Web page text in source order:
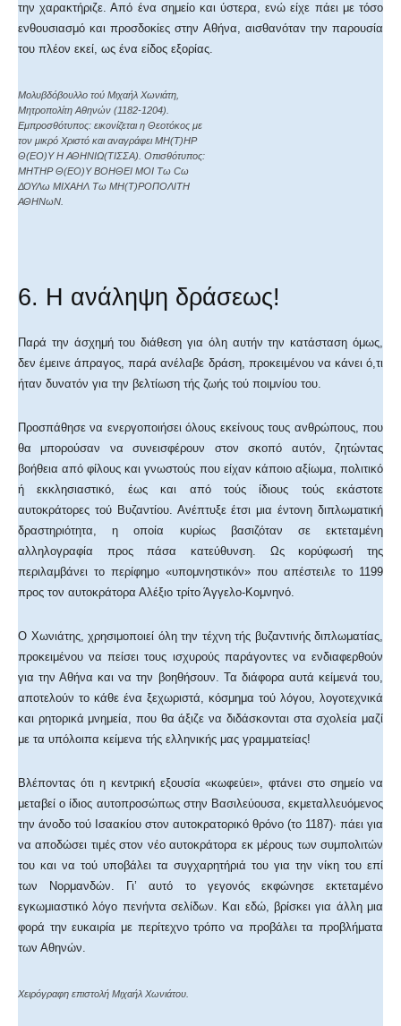
την χαρακτήριζε. Από ένα σημείο και ύστερα, ενώ είχε πάει με τόσο
ενθουσιασμό και προσδοκίες στην Αθήνα, αισθανόταν την παρουσία
του πλέον εκεί, ως ένα είδος εξορίας.
Μολυβδόβουλλο τού Μιχαήλ Χωνιάτη,
Μητροπολίτη Αθηνών (1182-1204).
Εμπροσθότυπος: εικονίζεται η Θεοτόκος με
τον μικρό Χριστό και αναγράφει ΜΗ(Τ)ΗΡ
Θ(ΕΟ)Υ Η ΑΘΗΝΙΩ(ΤΙΣΣΑ). Οπισθότυπος:
ΜΗΤΗΡ Θ(ΕΟ)Υ ΒΟΗΘΕΙ ΜΟΙ Τω Cω
ΔΟΥΛω ΜΙΧΑΗΛ Τω ΜΗ(Τ)ΡΟΠΟΛΙΤΗ
ΑΘΗΝωΝ.
6. Η ανάληψη δράσεως!
Παρά την άσχημή του διάθεση για όλη αυτήν την κατάσταση όμως,
δεν έμεινε άπραγος, παρά ανέλαβε δράση, προκειμένου να κάνει ό,τι
ήταν δυνατόν για την βελτίωση τής ζωής τού ποιμνίου του.
Προσπάθησε να ενεργοποιήσει όλους εκείνους τους ανθρώπους, που
θα μπορούσαν να συνεισφέρουν στον σκοπό αυτόν, ζητώντας
βοήθεια από φίλους και γνωστούς που είχαν κάποιο αξίωμα, πολιτικό
ή εκκλησιαστικό, έως και από τούς ίδιους τούς εκάστοτε
αυτοκράτορες τού Βυζαντίου. Ανέπτυξε έτσι μια έντονη διπλωματική
δραστηριότητα, η οποία κυρίως βασιζόταν σε εκτεταμένη
αλληλογραφία προς πάσα κατεύθυνση. Ως κορύφωσή της
περιλαμβάνει το περίφημο «υπομνηστικόν» που απέστειλε το 1199
προς τον αυτοκράτορα Αλέξιο τρίτο Άγγελο-Κομνηνό.
Ο Χωνιάτης, χρησιμοποιεί όλη την τέχνη τής βυζαντινής διπλωματίας,
προκειμένου να πείσει τους ισχυρούς παράγοντες να ενδιαφερθούν
για την Αθήνα και να την βοηθήσουν. Τα διάφορα αυτά κείμενά του,
αποτελούν το κάθε ένα ξεχωριστά, κόσμημα τού λόγου, λογοτεχνικά
και ρητορικά μνημεία, που θα άξιζε να διδάσκονται στα σχολεία μαζί
με τα υπόλοιπα κείμενα τής ελληνικής μας γραμματείας!
Βλέποντας ότι η κεντρική εξουσία «κωφεύει», φτάνει στο σημείο να
μεταβεί ο ίδιος αυτοπροσώπως στην Βασιλεύουσα, εκμεταλλευόμενος
την άνοδο τού Ισαακίου στον αυτοκρατορικό θρόνο (το 1187)· πάει για
να αποδώσει τιμές στον νέο αυτοκράτορα εκ μέρους των συμπολιτών
του και να τού υποβάλει τα συγχαρητήριά του για την νίκη του επί
των Νορμανδών. Γι’ αυτό το γεγονός εκφώνησε εκτεταμένο
εγκωμιαστικό λόγο πενήντα σελίδων. Και εδώ, βρίσκει για άλλη μια
φορά την ευκαιρία με περίτεχνο τρόπο να προβάλει τα προβλήματα
των Αθηνών.
Χειρόγραφη επιστολή Μιχαήλ Χωνιάτου.